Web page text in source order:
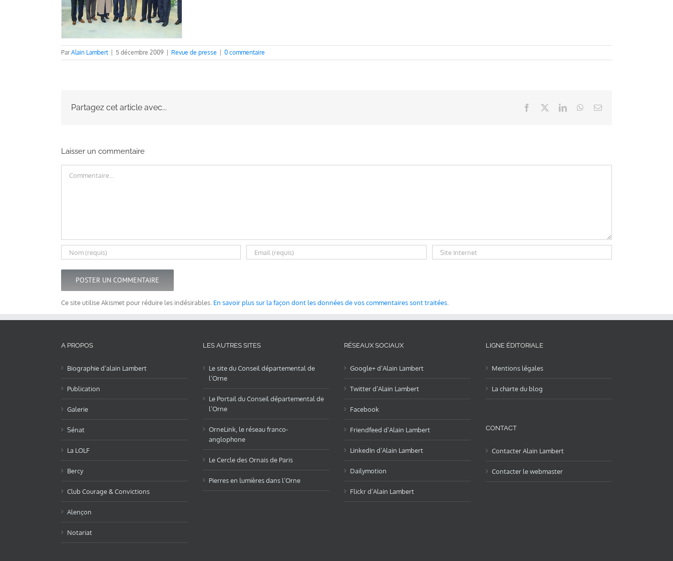
ParAlain Lambert 5 décembre 2009 Revue de presse 0 commentaire
Partagez cet article avec... Facebook LinkedInWhatsApp
Email
Laisser un commentaire
Ce site utilise Akismet pour réduire les indésirables. En savoir plus sur la façon dont les données de vos commentaires sont traitées
A PROPOS
Biographie d’alain Lambert
Publication
Galerie
Sénat
La LOLF
Bercy
Club Courage & Convictions
Alençon
Notariat
LES AUTRES SITES
Le site du Conseil départemental de
l’Orne
Le Portail du Conseil départemental de
l’Orne
OrneLink, le réseau franco-
anglophone
Le Cercle des Ornais de Paris
Pierres en lumières dans l’Orne
RÉSEAUX SOCIAUX
Google+ d’Alain Lambert
Twitter d’Alain Lambert
Facebook
Friendfeed d’Alain Lambert
LinkedIn d’Alain Lambert
Dailymotion
Flickr d’Alain Lambert
LIGNE ÉDITORIALE
Mentions légales
La charte du blog
CONTACT
Contacter Alain Lambert
Contacter le webmaster